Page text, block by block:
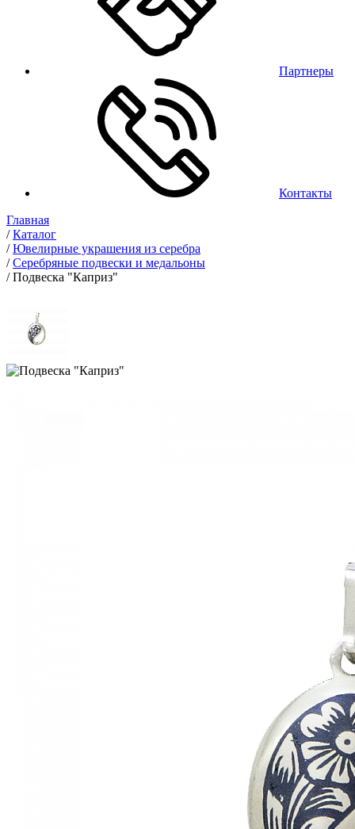
Партнеры
Контакты
Главная
/Каталог
/Ювелирные украшения из серебра
/Серебряные подвески и медальоны
/Подвеска "Каприз"